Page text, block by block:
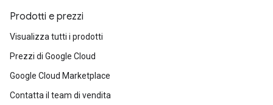
Prodotti e prezzi
Visualizza tutti i prodotti
Prezzi di Google Cloud
Google Cloud Marketplace
Contatta il team di vendita